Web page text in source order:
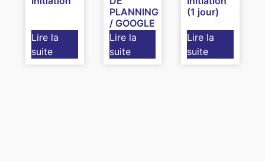
Lire la
suite
PLANNING
/ GOOGLE
AGENDA
Lire la
suite
(1 jour)
Lire la
suite